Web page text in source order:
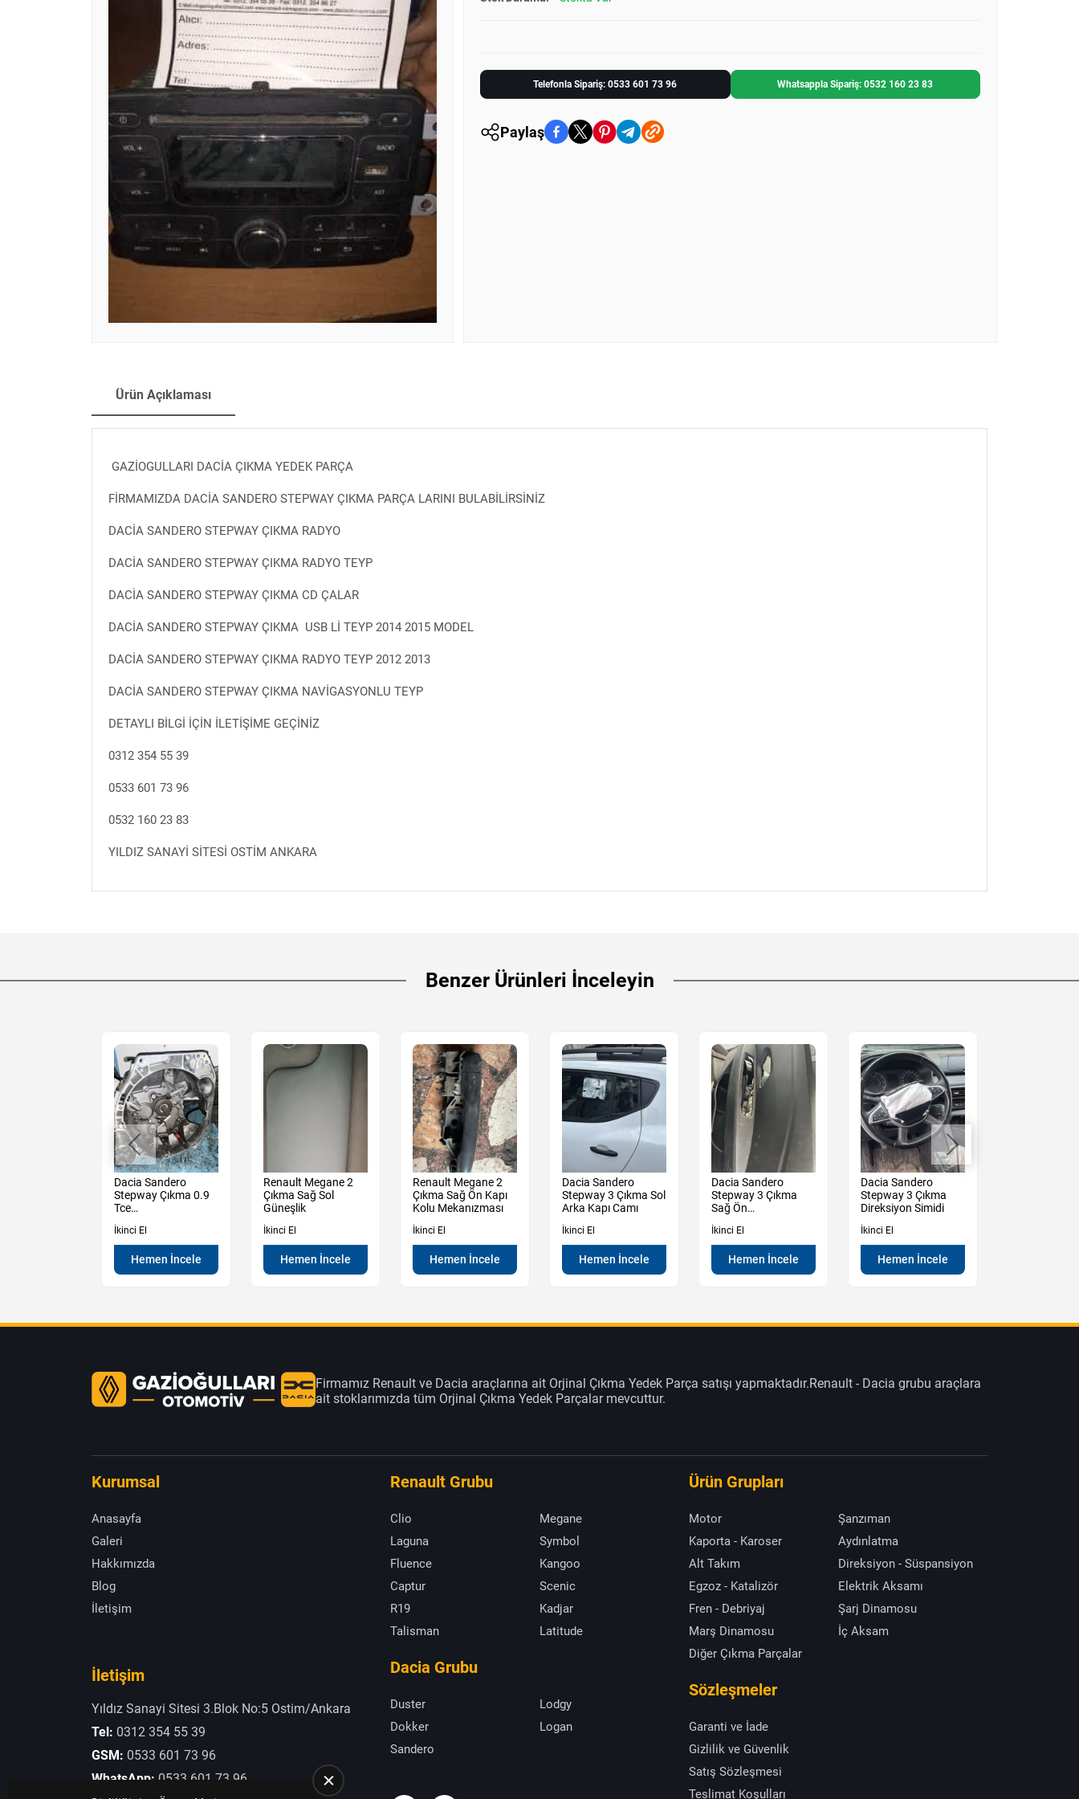
Telefonla Sipariş: 0533 601 73 96 Whatsappla Sipariş: 0532 160 23 83
Paylaş
Ürün Açıklaması
GAZİOGULLARI DACİA ÇIKMA YEDEK PARÇA
FİRMAMIZDA DACİA SANDERO STEPWAY ÇIKMA PARÇA LARINI BULABİLİRSİNİZ
DACİA SANDERO STEPWAY ÇIKMA RADYO
DACİA SANDERO STEPWAY ÇIKMA RADYO TEYP
DACİA SANDERO STEPWAY ÇIKMA CD ÇALAR
DACİA SANDERO STEPWAY ÇIKMA USB Lİ TEYP 2014 2015 MODEL
DACİA SANDERO STEPWAY ÇIKMA RADYO TEYP 2012 2013
DACİA SANDERO STEPWAY ÇIKMA NAVİGASYONLU TEYP
DETAYLI BİLGİ İÇİN İLETİŞİME GEÇİNİZ
0312 354 55 39
0533 601 73 96
0532 160 23 83
YILDIZ SANAYİ SİTESİ OSTİM ANKARA
Benzer Ürünleri İnceleyin
Dacia Sandero
Stepway Çıkma 0.9
Tce
İkinci El
Hemen İncele
Renault Megane 2
Çıkma Sağ Sol
Güneşlik
İkinci El
Hemen İncele
Renault Megane 2
Çıkma Sağ Ön Kapı
Kolu Mekanızması
İkinci El
Hemen İncele
Dacia Sandero
Stepway 3 Çıkma Sol
Arka Kapı Camı
İkinci El
Hemen İncele
Dacia Sandero
Stepway 3 Çıkma
Sağ Ön
İkinci El
Hemen İncele
Dacia Sandero
Stepway 3 Çıkma
Direksiyon Simidi
İkinci El
Hemen İncele
Firmamız Renault ve Dacia araçlarına ait Orjinal Çıkma Yedek Parça satışı yapmaktadır.Renault - Dacia grubu araçlara
ait stoklarımızda tüm Orjinal Çıkma Yedek Parçalar mevcuttur.
Kurumsal
Anasayfa
Galeri
Hakkımızda
Blog
İletişim
İletişim
Yıldız Sanayi Sitesi 3.Blok No:5 Ostim/Ankara
Tel: 0312 354 55 39
GSM: 0533 601 73 96
WhatsApp: 0533 601 73 96
Renault Grubu
Clio
Megane
Laguna
Symbol
Fluence
Kangoo
Captur
Scenic
R19
Kadjar
Talisman
Latitude
Dacia Grubu
Duster
Lodgy
Dokker
Logan
Sandero
Ürün Grupları
Motor
Şanzıman
Kaporta - Karoser
Aydınlatma
Alt Takım
Direksiyon - Süspansiyon
Egzoz - Katalizör
Elektrik Aksamı
Fren - Debriyaj
Şarj Dinamosu
Marş Dinamosu
İç Aksam
Diğer Çıkma Parçalar
Sözleşmeler
Garanti ve İade
Gizlilik ve Güvenlik
Satış Sözleşmesi
Teslimat Koşulları